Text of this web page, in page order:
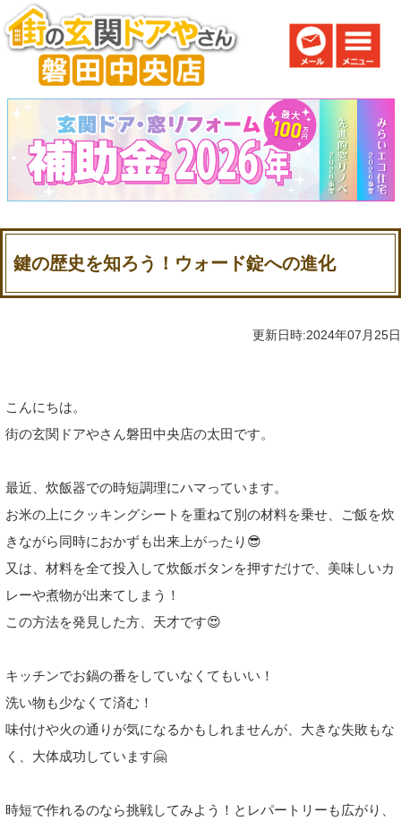
鍵の歴史を知ろう！ウォード錠への進化
更新日時:2024年07月25日
こんにちは。
街の玄関ドアやさん磐田中央店の太田です。
最近、炊飯器での時短調理にハマっています。
お米の上にクッキングシートを重ねて別の材料を乗せ、ご飯を炊
きながら同時におかずも出来上がったり😎
又は、材料を全て投入して炊飯ボタンを押すだけで、美味しいカ
レーや煮物が出来てしまう！
この方法を発見した方、天才です😍
キッチンでお鍋の番をしていなくてもいい！
洗い物も少なくて済む！
味付けや火の通りが気になるかもしれませんが、大きな失敗もな
く、大体成功しています🤗
時短で作れるのなら挑戦してみよう！とレパートリーも広がり、